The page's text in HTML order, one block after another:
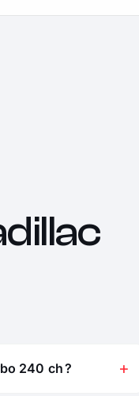
240 ch ?